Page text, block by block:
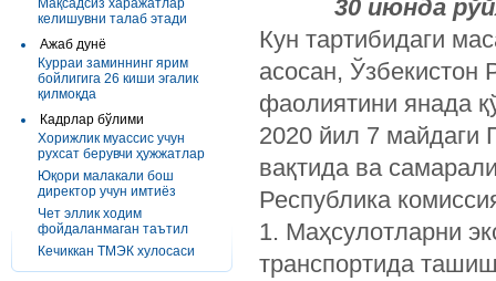
Мақсадсиз харажатлар
келишувни талаб этади
Ажаб дунё
Курраи заминнинг ярим
бойлигига 26 киши эгалик
қилмоқда
Кадрлар бўлими
Хорижлик муассис учун
рухсат берувчи ҳужжатлар
Юқори малакали бош
директор учун имтиёз
Чет эллик ходим
фойдаланмаган таътил
Кечиккан ТМЭК хулосаси
30 июнда
Кун тартибидаги
асосан, Ўзбекистон
фаолиятини янада
2020 йил 7 майдаги
вақтида ва
Республика
1. Маҳсулотларни
транспортида